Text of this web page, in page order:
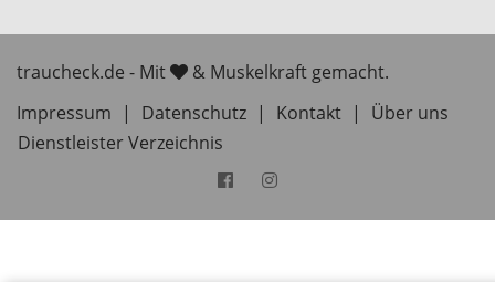
traucheck.de - Mit
& Muskelkraft gemacht.
Impressum
| Datenschutz | Kontakt |
Über uns
Dienstleister Verzeichnis